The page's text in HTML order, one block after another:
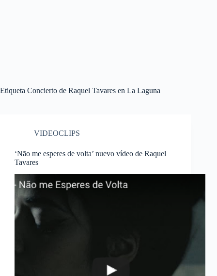
Etiqueta Concierto de Raquel Tavares en La Laguna
VIDEOCLIPS
‘Não me esperes de volta’ nuevo vídeo de Raquel
Tavares